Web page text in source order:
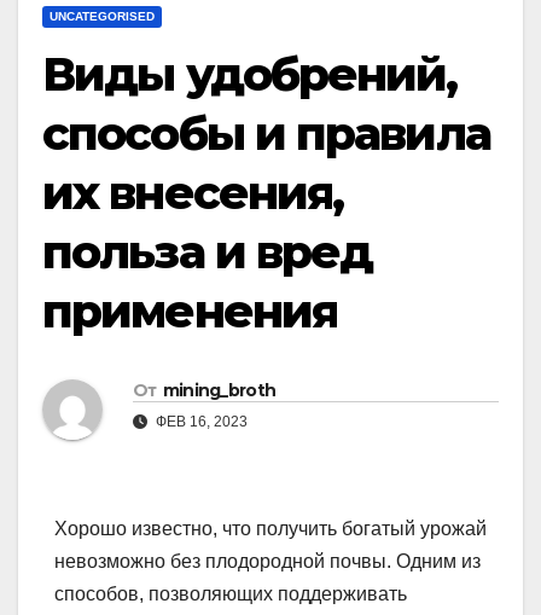
UNCATEGORISED
Виды удобрений,
способы и правила
их внесения,
польза и вред
применения
От mining_broth
ФЕВ 16, 2023
Хорошо известно, что получить богатый урожай
невозможно без плодородной почвы. Одним из
способов, позволяющих поддерживать